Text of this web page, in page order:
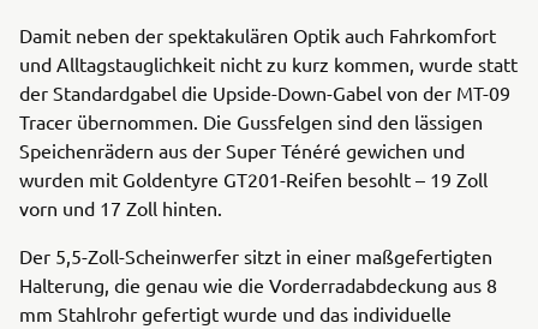
Damit neben der spektakulären Optik auch Fahrkomfort
und Alltagstauglichkeit nicht zu kurz kommen, wurde statt
der Standardgabel die Upside-Down-Gabel von der MT-09
Tracer übernommen. Die Gussfelgen sind den lässigen
Speichenrädern aus der Super Ténéré gewichen und
wurden mit Goldentyre GT201-Reifen besohlt – 19 Zoll
vorn und 17 Zoll hinten.
Der 5,5-Zoll-Scheinwerfer sitzt in einer maßgefertigten
Halterung, die genau wie die Vorderradabdeckung aus 8
mm Stahlrohr gefertigt wurde und das individuelle